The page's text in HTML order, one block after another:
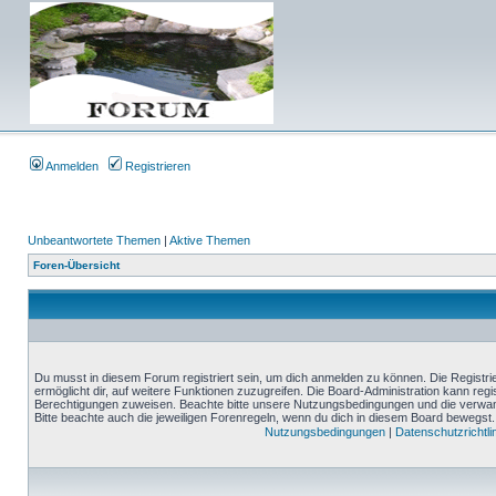
Anmelden Registrieren
Unbeantwortete Themen | Aktive Themen
Foren-Übersicht
Du musst in diesem Forum registriert sein, um dich anmelden zu können. Die
ermöglicht dir, auf weitere Funktionen zuzugreifen. Die Board-Administration kann
Berechtigungen zuweisen. Beachte bitte unsere Nutzungsbedingungen und die
Bitte beachte auch die jeweiligen Forenregeln, wenn du dich in diesem Board bewegst.
Nutzungsbedingungen |